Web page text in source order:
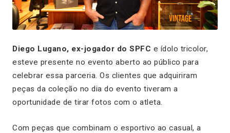
Diego Lugano, ex-jogador do SPFC e ídolo tricolor,
esteve presente no evento aberto ao público para
celebrar essa parceria. Os clientes que adquiriram
peças da coleção no dia do evento tiveram a
oportunidade de tirar fotos com o atleta.
Com peças que combinam o esportivo ao casual, a